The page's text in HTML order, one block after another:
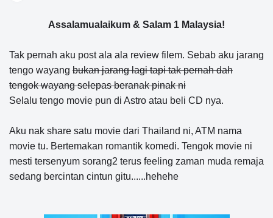
Assalamualaikum & Salam 1 Malaysia!
Tak pernah aku post ala ala review filem. Sebab aku jarang
tengo wayang bukan jarang lagi tapi tak pernah dah
tengok wayang selepas beranak pinak ni
Selalu tengo movie pun di Astro atau beli CD nya.
Aku nak share satu movie dari Thailand ni, ATM nama
movie tu. Bertemakan romantik komedi. Tengok movie ni
mesti tersenyum sorang2 terus feeling zaman muda remaja
sedang bercintan cintun gitu......hehehe